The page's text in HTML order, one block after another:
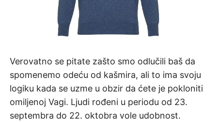
Verovatno se pitate zašto smo odlučili baš da
spomenemo odeću od kašmira, ali to ima svoju
logiku kada se uzme u obzir da ćete je pokloniti
omiljenoj Vagi. Ljudi rođeni u periodu od 23.
septembra do 22. oktobra vole udobnost.